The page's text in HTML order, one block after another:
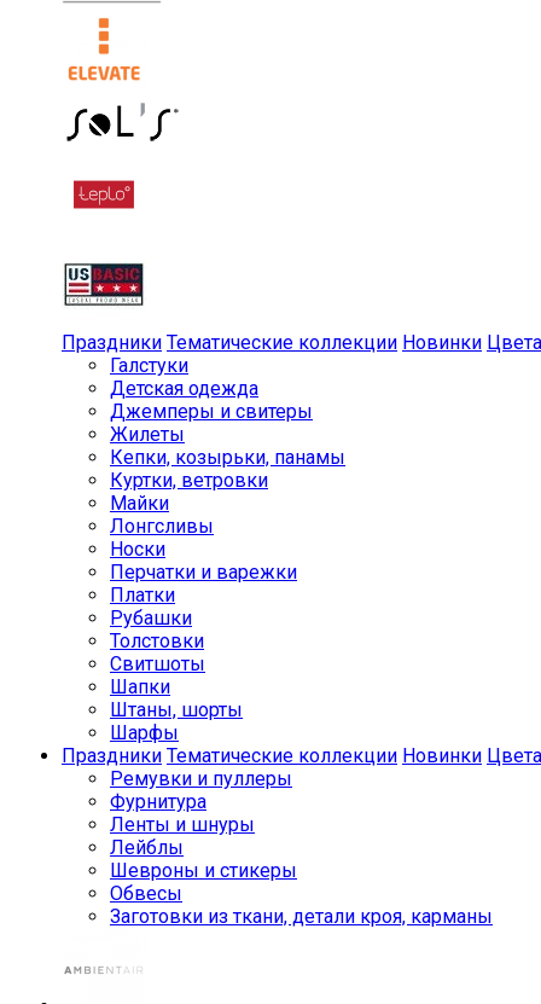
Праздники Тематические коллекции Новинки Цвета
Галстуки
Детская одежда
Джемперы и свитеры
Жилеты
Кепки, козырьки, панамы
Куртки, ветровки
Майки
Лонгсливы
Носки
Перчатки и варежки
Платки
Рубашки
Толстовки
Свитшоты
Шапки
Штаны, шорты
Шарфы
Праздники Тематические коллекции Новинки Цвета
Ремувки и пуллеры
Фурнитура
Ленты и шнуры
Лейблы
Шевроны и стикеры
Обвесы
Заготовки из ткани, детали кроя, карманы